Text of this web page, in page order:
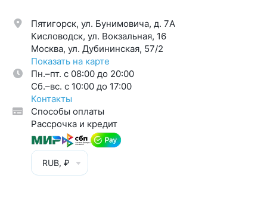
Пятигорск, ул. Бунимовича, д. 7A
Кисловодск, ул. Вокзальная, 16
Москва, ул. Дубининская, 57/2
Показать на карте
Пн.–пт. с 08:00 до 20:00
Cб.–вс. с 10:00 до 17:00
Контакты
Способы оплаты
Рассрочка и кредит
RUB, ₽